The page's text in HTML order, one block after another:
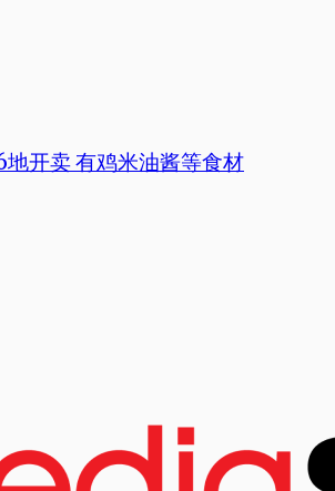
开卖 有鸡米油酱等食材